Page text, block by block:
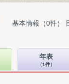
基本情報（0件）
年表
（1件）